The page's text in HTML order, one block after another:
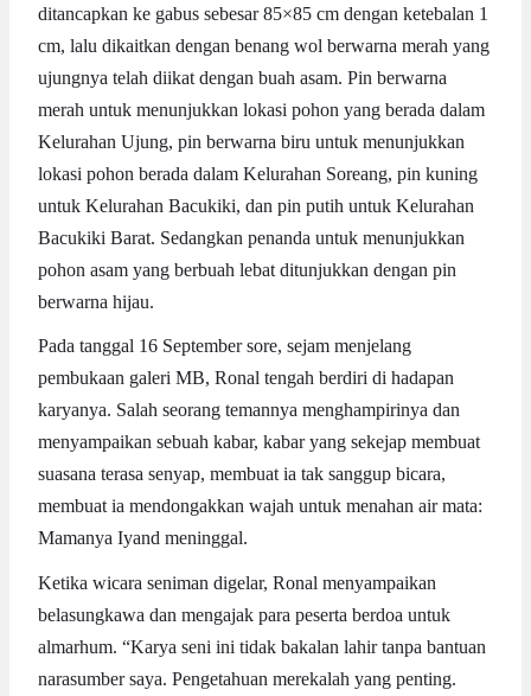
ditancapkan ke gabus sebesar 85×85 cm dengan ketebalan 1
cm, lalu dikaitkan dengan benang wol berwarna merah yang
ujungnya telah diikat dengan buah asam. Pin berwarna
merah untuk menunjukkan lokasi pohon yang berada dalam
Kelurahan Ujung, pin berwarna biru untuk menunjukkan
lokasi pohon berada dalam Kelurahan Soreang, pin kuning
untuk Kelurahan Bacukiki, dan pin putih untuk Kelurahan
Bacukiki Barat. Sedangkan penanda untuk menunjukkan
pohon asam yang berbuah lebat ditunjukkan dengan pin
berwarna hijau.
Pada tanggal 16 September sore, sejam menjelang
pembukaan galeri MB, Ronal tengah berdiri di hadapan
karyanya. Salah seorang temannya menghampirinya dan
menyampaikan sebuah kabar, kabar yang sekejap membuat
suasana terasa senyap, membuat ia tak sanggup bicara,
membuat ia mendongakkan wajah untuk menahan air mata:
Mamanya Iyand meninggal.
Ketika wicara seniman digelar, Ronal menyampaikan
belasungkawa dan mengajak para peserta berdoa untuk
almarhum. “Karya seni ini tidak bakalan lahir tanpa bantuan
narasumber saya. Pengetahuan merekalah yang penting.